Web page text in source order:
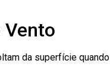
Vento
da superfície